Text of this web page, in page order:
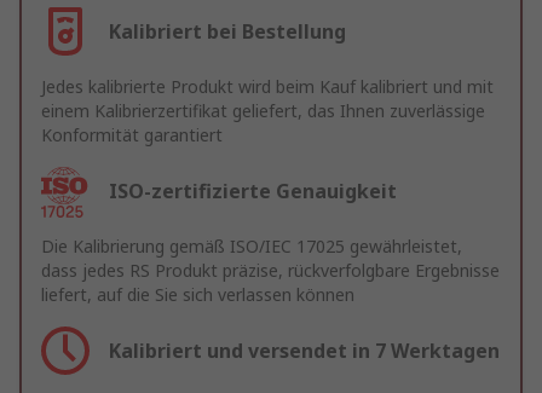
Kalibriert bei Bestellung
Jedes kalibrierte Produkt wird beim Kauf kalibriert und mit
einem Kalibrierzertifikat geliefert, das Ihnen zuverlässige
Konformität garantiert
ISO-zertifizierte Genauigkeit
Die Kalibrierung gemäß ISO/IEC 17025 gewährleistet,
dass jedes RS Produkt präzise, rückverfolgbare Ergebnisse
liefert, auf die Sie sich verlassen können
Kalibriert und versendet in 7 Werktagen